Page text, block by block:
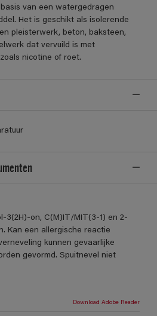
van een watergedragen
Het is geschikt als isolerende
pleisterwerk, beton, baksteen,
dat vervuild is met
nicotine of roet.
3(2H)-on, C(M)IT/MIT(3-1) en 2-
Kan een allergische reactie
kunnen gevaarlijke
gevormd. Spuitnevel niet
Download Adobe Reader